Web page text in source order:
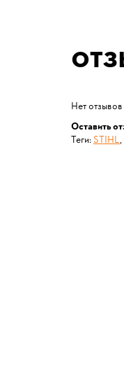
Нет
Оставить
Теги:STIHL,